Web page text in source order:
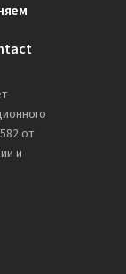
от
и